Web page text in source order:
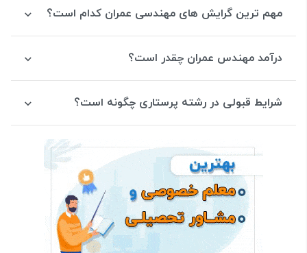
مهم ترین گرایش های مهندسی عمران کدام است؟
درآمد مهندس عمران چقدر است؟
شرایط قبولی در رشته پرستاری چگونه است؟